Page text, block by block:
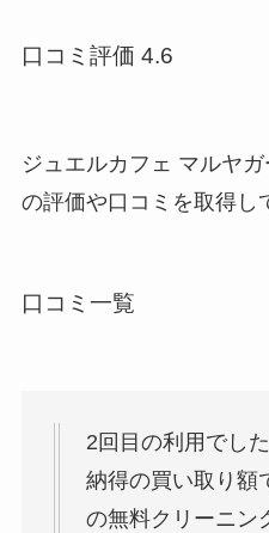
口コミ評価 4.6
ジュエルカフェ マルヤ
の評価や口コミを取得し
口コミ一覧
2回目の利用でし
納得の買い取り額
の無料クリーニン